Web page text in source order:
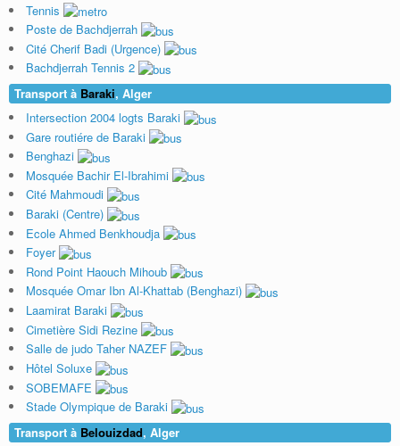
Tennis
Poste de Bachdjerrah
Cité Cherif Badi (Urgence)
Bachdjerrah Tennis 2
Transport à Baraki, Alger
Intersection 2004 logts Baraki
Gare routiére de Baraki
Benghazi
Mosquée Bachir El-Ibrahimi
Cité Mahmoudi
Baraki (Centre)
Ecole Ahmed Benkhoudja
Foyer
Rond Point Haouch Mihoub
Mosquée Omar Ibn Al-Khattab (Benghazi)
Laamirat Baraki
Cimetière Sidi Rezine
Salle de judo Taher NAZEF
Hôtel Soluxe
SOBEMAFE
Stade Olympique de Baraki
Transport à Belouizdad, Alger